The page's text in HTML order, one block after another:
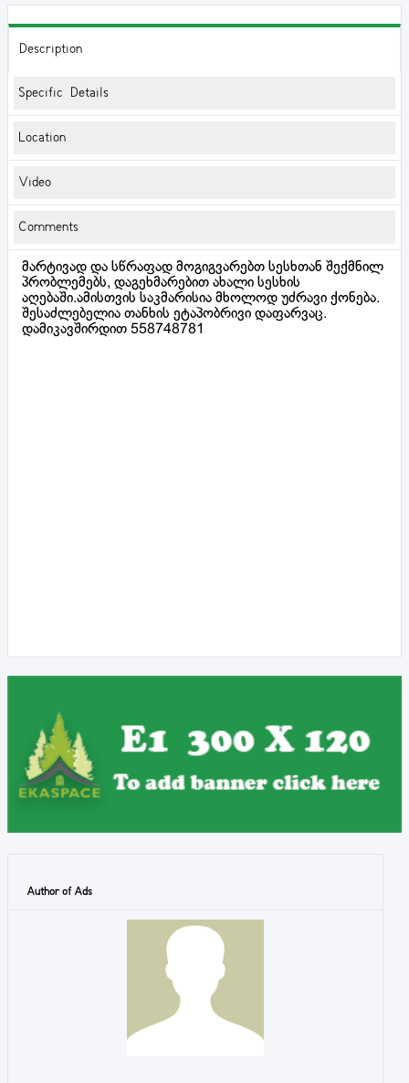
Description
Specific Details
Location
Video
Comments
მარტივად და სწრაფად მოგიგვარებთ სესხთან შექმნილ
პრობლემებს, დაგეხმარებით ახალი სესხის
აღებაში.ამისთვის საკმარისია მხოლოდ უძრავი ქონება.
შესაძლებელია თანხის ეტაპობრივი დაფარვაც.
დამიკავშირდით 558748781
Author of Ads